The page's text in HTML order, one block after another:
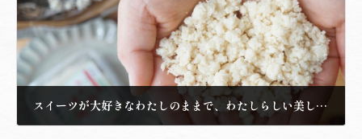
スイーツが大好きなわたしのままで、わたしらしい美しさを叶えるスイーツ。